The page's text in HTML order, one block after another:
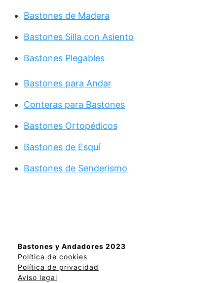
Bastones de Madera
Bastones Silla con Asiento
Bastones Plegables
Bastones para Andar
Conteras para Bastones
Bastones Ortopédicos
Bastones de Esquí
Bastones de Senderismo
Bastones y Andadores 2023
Política de cookies
Política de privacidad
Aviso legal